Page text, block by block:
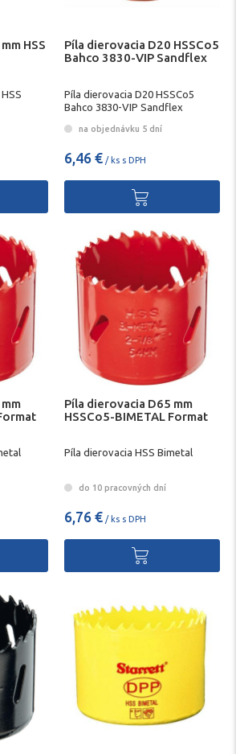
HSS
Píla dierovacia D20 HSSCo5
Bahco 3830-VIP Sandflex
Píla dierovacia D20 HSSCo5
Bahco 3830-VIP Sandflex
na objednávku 5 dní
6,46 € / ks s DPH
Píla dierovacia D65 mm
HSSCo5-BIMETAL Format
Píla dierovacia HSS Bimetal
do 10 pracovných dní
6,76 € / ks s DPH